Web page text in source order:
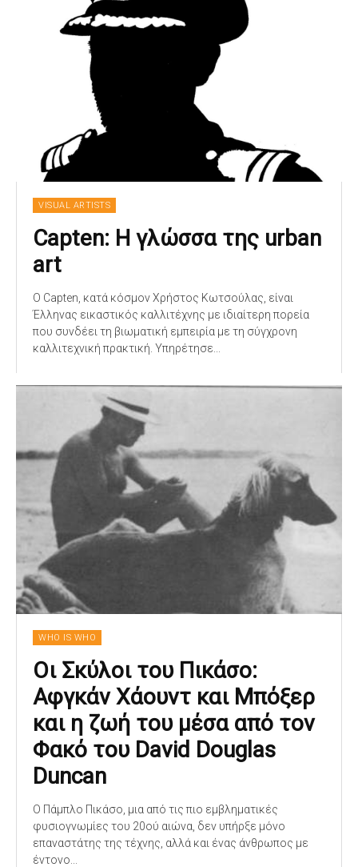
VISUAL ARTISTS
Capten: Η γλώσσα της urban
art
Ο Capten, κατά κόσμον Χρήστος Κωτσούλας, είναι
Έλληνας εικαστικός καλλιτέχνης με ιδιαίτερη πορεία
που συνδέει τη βιωματική εμπειρία με τη σύγχρονη
καλλιτεχνική πρακτική. Υπηρέτησε...
WHO IS WHO
Οι Σκύλοι του Πικάσο:
Αφγκάν Χάουντ και Μπόξερ
και η ζωή του μέσα από τον
Φακό του David Douglas
Duncan
Ο Πάμπλο Πικάσο, μια από τις πιο εμβληματικές
φυσιογνωμίες του 20ού αιώνα, δεν υπήρξε μόνο
επαναστάτης της τέχνης, αλλά και ένας άνθρωπος με
έντονο...